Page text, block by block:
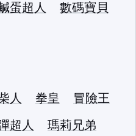
蛋超人
數碼寶貝
人 拳皇
冒險王
超人
瑪莉兄弟